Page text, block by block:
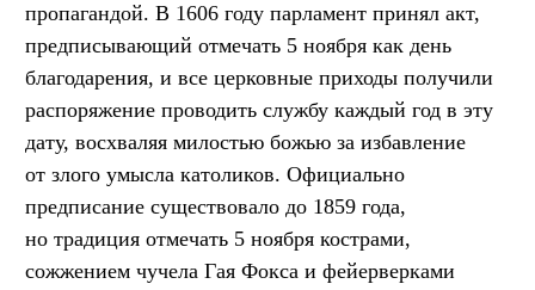
пропагандой. В 1606 году парламент принял акт,
предписывающий отмечать 5 ноября как день
благодарения, и все церковные приходы получили
распоряжение проводить службу каждый год в эту
дату, восхваляя милостью божью за избавление
от злого умысла католиков. Официально
предписание существовало до 1859 года,
но традиция отмечать 5 ноября кострами,
сожжением чучела Гая Фокса и фейерверками